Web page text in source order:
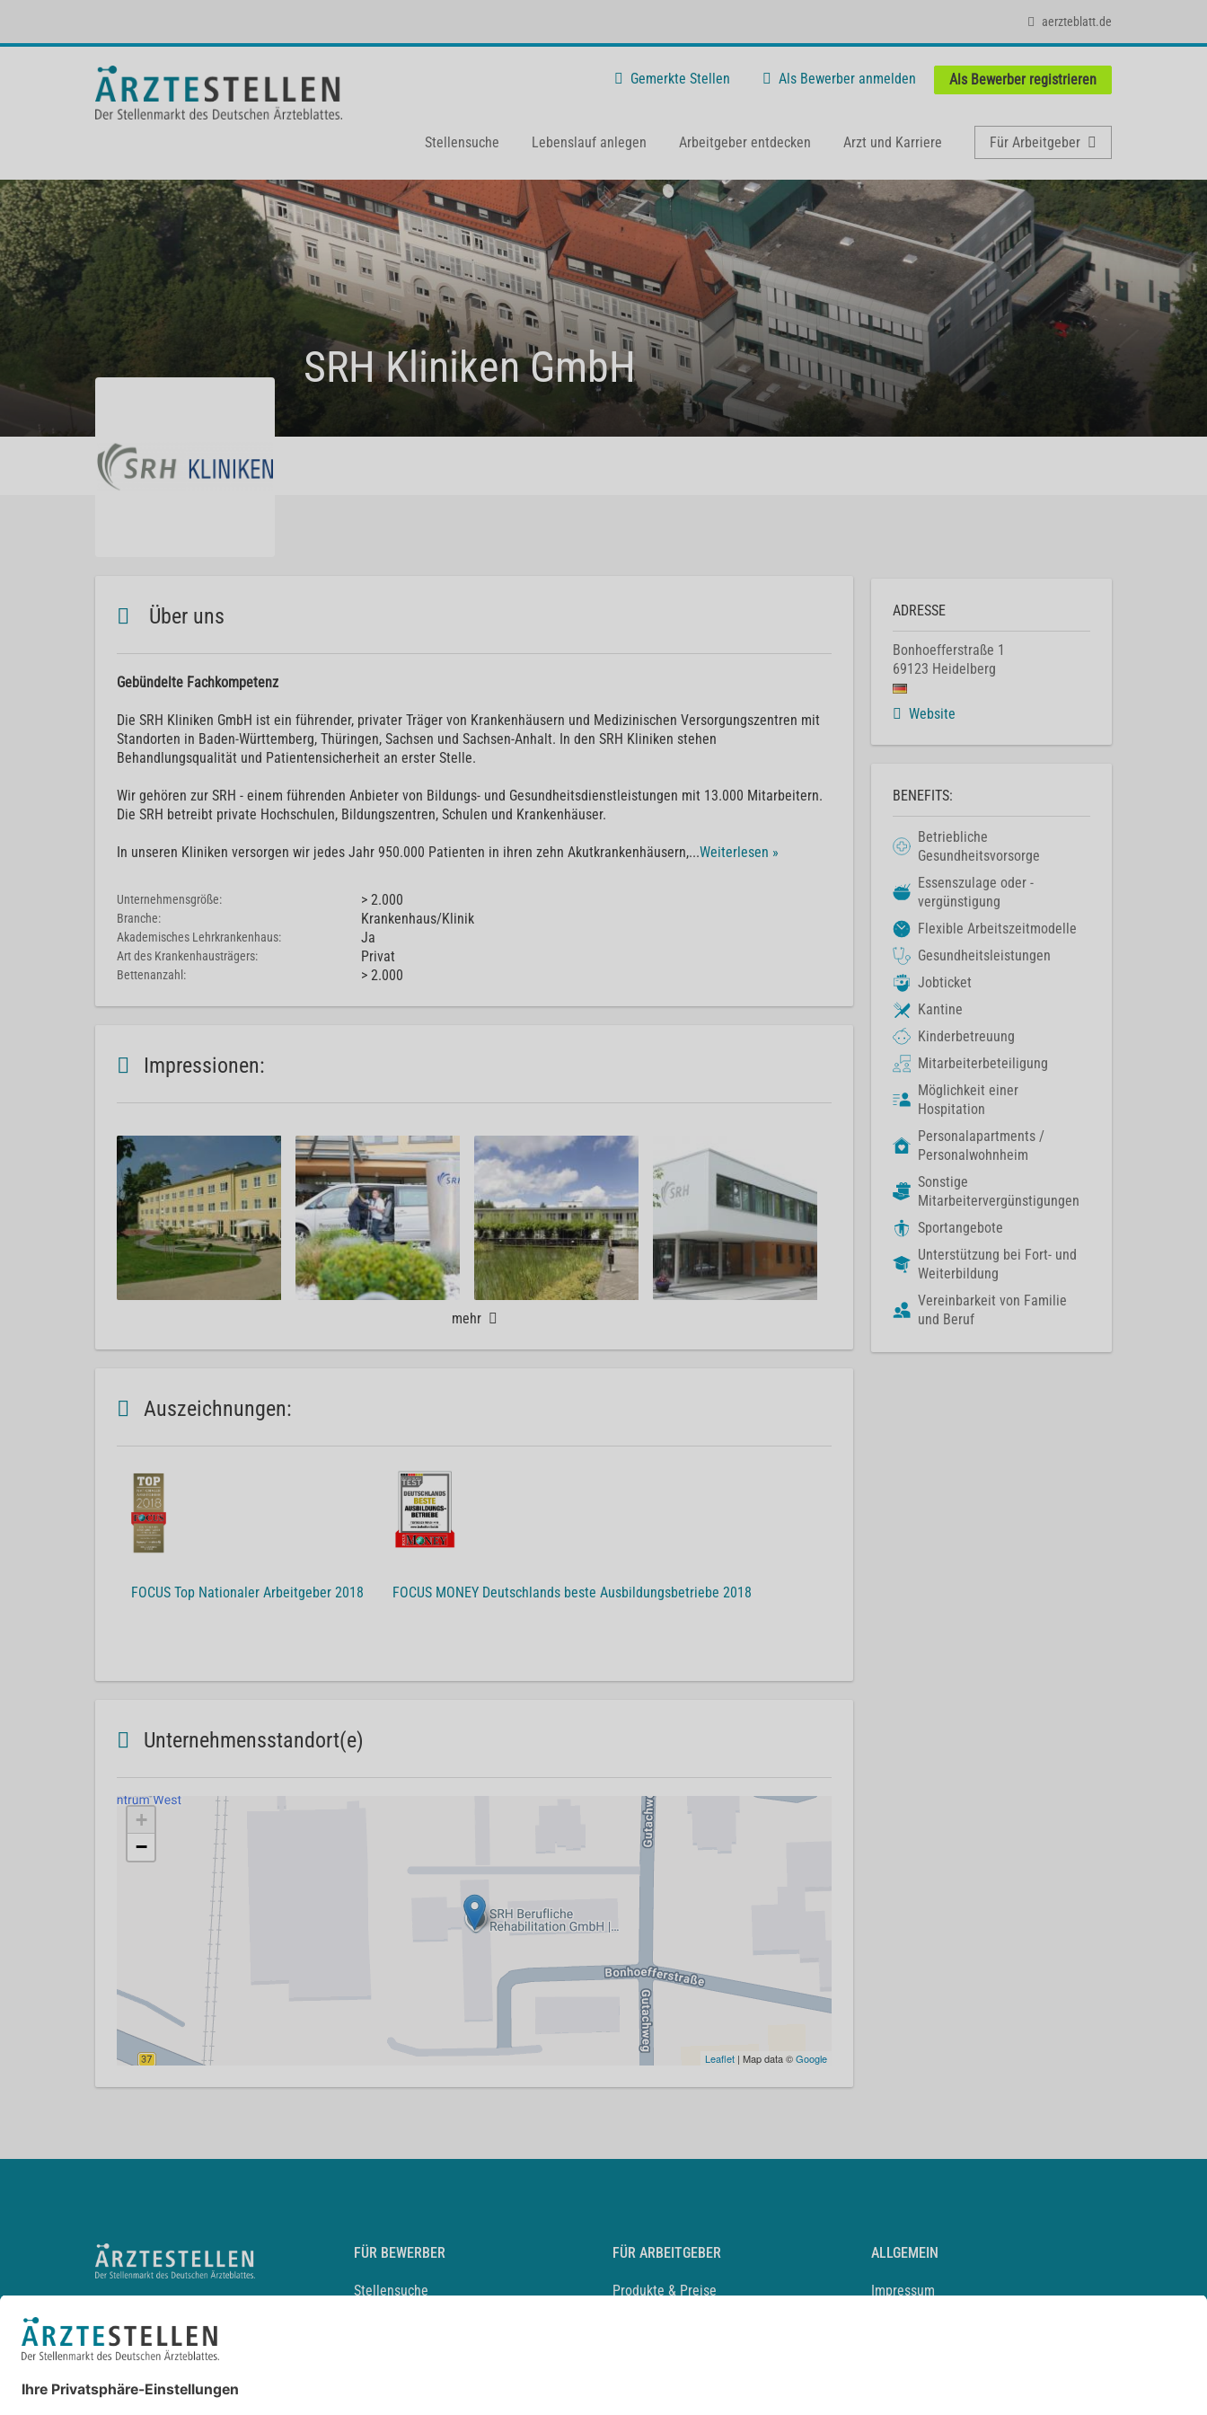
aerzteblatt.de
Gemerkte Stellen Als Bewerber anmelden Als Bewerber registrieren
Stellensuche Lebenslauf anlegen Arbeitgeber entdecken Arzt und Karriere Für Arbeitgeber
SRH Kliniken GmbH
Über uns
Gebündelte Fachkompetenz
Die SRH Kliniken GmbH ist ein führender, privater Träger von Krankenhäusern und Medizinischen Versorgungszentren mit
Standorten in Baden-Württemberg, Thüringen, Sachsen und Sachsen-Anhalt. In den SRH Kliniken stehen
Behandlungsqualität und Patientensicherheit an erster Stelle.
Wir gehören zur SRH - einem führenden Anbieter von Bildungs- und Gesundheitsdienstleistungen mit 13.000 Mitarbeitern.
Die SRH betreibt private Hochschulen, Bildungszentren, Schulen und Krankenhäuser.
In unseren Kliniken versorgen wir jedes Jahr 950.000 Patienten in ihren zehn Akutkrankenhäusern,...Weiterlesen »
Unternehmensgröße: > 2.000
Branche: Krankenhaus/Klinik
Akademisches Lehrkrankenhaus: Ja
Art des Krankenhausträgers: Privat
Bettenanzahl: > 2.000
Impressionen:
mehr
Auszeichnungen:
FOCUS Top Nationaler Arbeitgeber 2018 FOCUS MONEY Deutschlands beste Ausbildungsbetriebe 2018
Unternehmensstandort(e)
+
−
Leaflet | Map data ©Google
ADRESSE
Bonhoefferstraße 1
69123 Heidelberg
Website
BENEFITS:
Betriebliche
Gesundheitsvorsorge
Essenszulage oder -
vergünstigung
Flexible Arbeitszeitmodelle
Gesundheitsleistungen
Jobticket
Kantine
Kinderbetreuung
Mitarbeiterbeteiligung
Möglichkeit einer
Hospitation
Personalapartments /
Personalwohnheim
Sonstige
Mitarbeitervergünstigungen
Sportangebote
Unterstützung bei Fort- und
Weiterbildung
Vereinbarkeit von Familie
und Beruf
FÜR BEWERBER
Stellensuche
FÜR ARBEITGEBER
Produkte & Preise
ALLGEMEIN
Impressum